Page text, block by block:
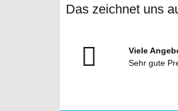
Das zeichnet uns
Viele
Sehr gute